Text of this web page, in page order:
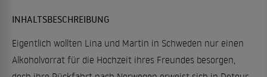
INHALTSBESCHREIBUNG
Eigentlich wollten Lina und Martin in Schweden nur einen
Alkoholvorrat für die Hochzeit ihres Freundes besorgen,